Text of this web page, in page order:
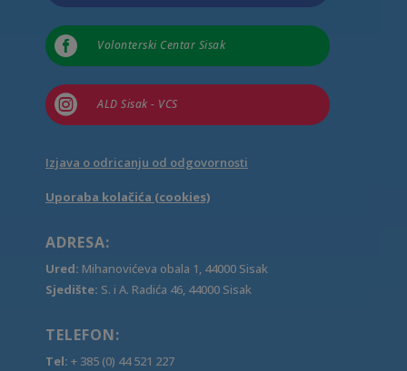
 Volonterski Centar Sisak
 ALD Sisak - VCS
Izjava o odricanju od odgovornosti
Uporaba kolačića (cookies)
ADRESA:
Ured: Mihanovićeva obala 1, 44000 Sisak
Sjedište: S. i A. Radića 46, 44000 Sisak
TELEFON:
Tel: + 385 (0) 44 521 227